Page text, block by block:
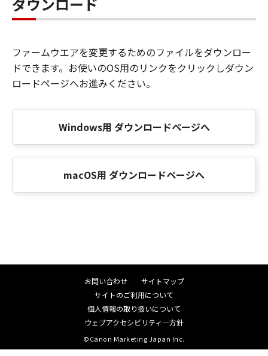
ファームウエアを変更するためのファイルをダウンロー
ドできます。お使いのOS用のリンクをクリックしダウン
ロードページへお進みください。
Windows用 ダウンロードページへ
macOS用 ダウンロードページへ
お問い合わせ
サイトマップ
サイトのご利用について
個人情報の取り扱いについて
ウェブアクセシビリティ―方針
©Canon Marketing Japan Inc.